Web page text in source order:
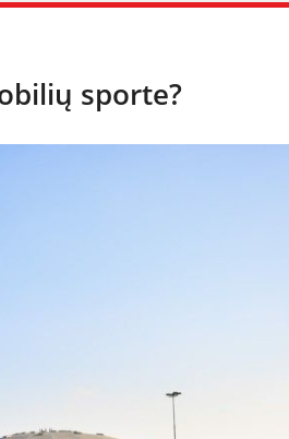
NAUJIENOS
REPORTAŽAI
sporte?